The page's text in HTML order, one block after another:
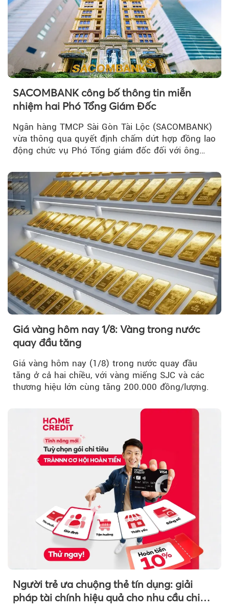
SACOMBANK công bố thông tin miễn
nhiệm hai Phó Tổng Giám Đốc
Ngân hàng TMCP Sài Gòn Tài Lộc (SACOMBANK)
vừa thông qua quyết định chấm dứt hợp đồng lao
động chức vụ Phó Tổng giám đốc đối với ông
Giá vàng hôm nay 1/8: Vàng trong nước
quay đầu tăng
Giá vàng hôm nay (1/8) trong nước quay đầu
tăng ở cả hai chiều, với vàng miếng SJC và các
thương hiệu lớn cùng tăng 200.000 đồng/lượng.
Người trẻ ưa chuộng thẻ tín dụng: giải
pháp tài chính hiệu quả cho nhu cầu chi